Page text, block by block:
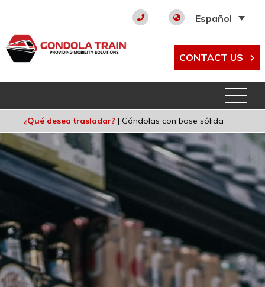
Español
CONTACT US
¿Qué desea trasladar? | Góndolas con base sólida